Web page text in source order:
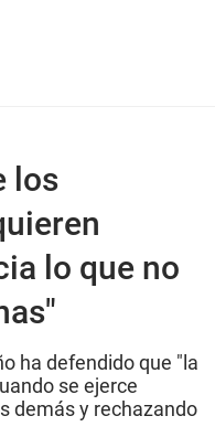
los
lo que no
ha defendido que "la
se ejerce
demás y rechazando